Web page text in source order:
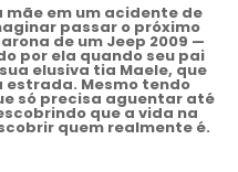
mãe em um acidente de
passar o próximo
de um Jeep 2009 —
por ela quando seu pai
elusiva tia Maele, que
estrada. Mesmo tendo
só precisa aguentar até
que a vida na
quem realmente é.